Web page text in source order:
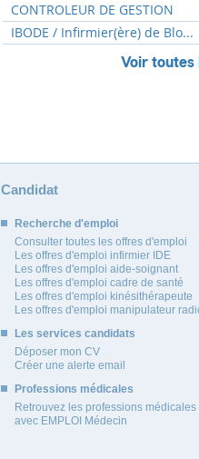
CONTROLEUR DE GESTION
IBODE / Infirmier(ère) de Blo...
Voir
Candidat
Recherche d'emploi
Consulter toutes les offres d'emploi
Les offres d'emploi infirmier IDE
Les offres d'emploi aide-soignant
Les offres d'emploi cadre de santé
Les offres d'emploi kinésithérapeute
Les offres d'emploi manipulateur
Les services candidats
Déposer mon CV
Créer une alerte email
Professions médicales
Retrouvez les professions médicales
avec EMPLOI Médecin